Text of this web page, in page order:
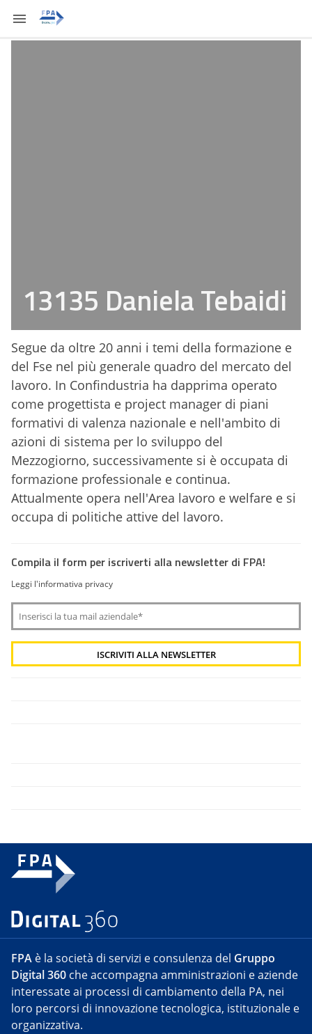
13135 Daniela Tebaidi
Segue da oltre 20 anni i temi della formazione e
del Fse nel più generale quadro del mercato del
lavoro. In Confindustria ha dapprima operato
come progettista e project manager di piani
formativi di valenza nazionale e nell'ambito di
azioni di sistema per lo sviluppo del
Mezzogiorno, successivamente si è occupata di
formazione professionale e continua.
Attualmente opera nell'Area lavoro e welfare e si
occupa di politiche attive del lavoro.
Compila il form per iscriverti alla newsletter di FPA!
Leggi l'informativa privacy
FPA è la società di servizi e consulenza del Gruppo
Digital 360 che accompagna amministrazioni e aziende
interessate ai processi di cambiamento della PA, nei
loro percorsi di innovazione tecnologica, istituzionale e
organizzativa.